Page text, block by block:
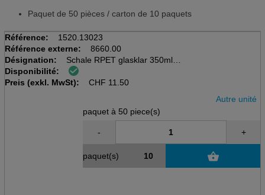
Paquet de 50 pièces / carton de 10 paquets
Référence:
1520.13023
Référence externe:
8660.00
Désignation:
Schale RPET glasklar 350ml
Pack à 50 piéces
D. 117 mm H. 57 mm, Tusipack
Disponibilité:
Preis (exkl. MwSt):
CHF 11.50
Autre unité
paquet à 50 piece(s)
- +
paquet(s)